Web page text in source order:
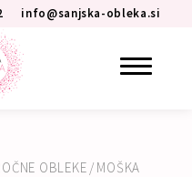
info@sanjska-obleka.si
OBLEKE / MOŠKA